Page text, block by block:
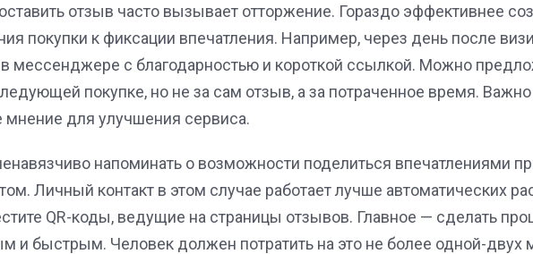
отзыв часто вызывает отторжение. Гораздо эффективнее
покупки к фиксации впечатления. Например, через день после
мессенджере с благодарностью и короткой ссылкой. Можно
покупке, но не за сам отзыв, а за потраченное время. Важно
мнение для улучшения сервиса.
напоминать о возможности поделиться впечатлениями
Личный контакт в этом случае работает лучше автоматических
QR-коды, ведущие на страницы отзывов. Главное — сделать
и быстрым. Человек должен потратить на это не более одной-двух